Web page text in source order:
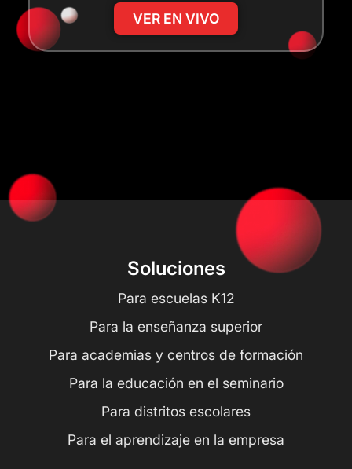
VER EN VIVO
Soluciones
Para escuelas K12
Para la enseñanza superior
Para academias y centros de formación
Para la educación en el seminario
Para distritos escolares
Para el aprendizaje en la empresa